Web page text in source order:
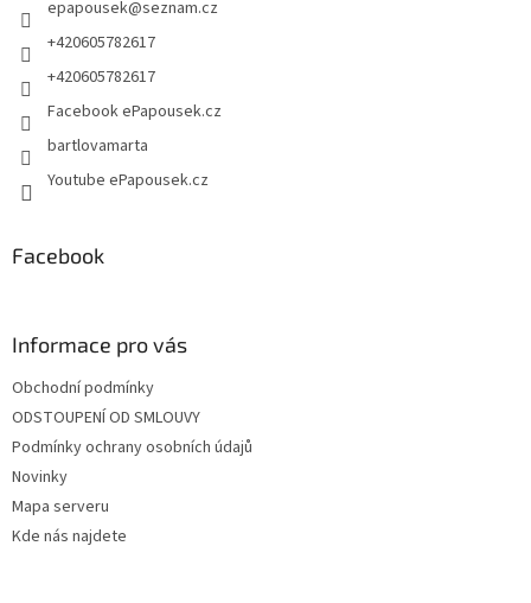
epapousek@seznam.cz
+420605782617
+420605782617
Facebook ePapousek.cz
bartlovamarta
Youtube ePapousek.cz
Facebook
Informace pro vás
Obchodní podmínky
ODSTOUPENÍ OD SMLOUVY
Podmínky ochrany osobních údajů
Novinky
Mapa serveru
Kde nás najdete